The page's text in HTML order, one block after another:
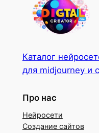
Каталог
для midjourney и
Про нас
Нейросети
Создание сайтов